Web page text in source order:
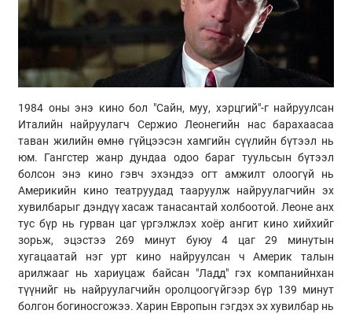
1984 оны энэ кино бол "Сайн, муу, хэрцгий"-г найруулсан
Италийн найруулагч Сержио Леонегийн нас барахаасаа
таван жилийн өмнө гүйцээсэн хамгийн сүүлийн бүтээл нь
юм. Гангстер жанр дундаа одоо бараг туульсын бүтээл
болсон энэ кино гэвч эхэндээ огт амжилт олоогүй нь
Америкийн кино театруудад тааруулж найруулагчийн эх
хувилбарыг дэндүү хасаж танасантай холбоотой. Леоне анх
тус бүр нь гурван цаг үргэлжлэх хоёр ангит кино хийхийг
зорьж, эцэстээ 269 минут буюу 4 цаг 29 минутын
хугацаатай нэг урт кино найруулсан ч Америк талын
арилжааг нь хариуцаж байсан "Ладд" гэх компанийнхан
түүнийг нь найруулагчийн оролцоогүйгээр бүр 139 минут
болгон богиносгожээ. Харин Европын гэгдэх эх хувилбар нь